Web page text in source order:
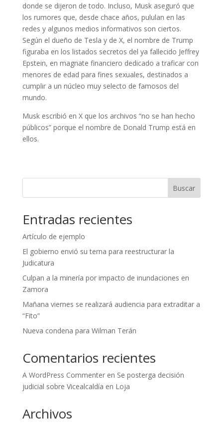
donde se dijeron de todo. Incluso, Musk aseguró que
los rumores que, desde chace años, pululan en las
redes y algunos medios informativos son ciertos.
Según el dueño de Tesla y de X, el nombre de Trump
figuraba en los listados secretos del ya fallecido Jeffrey
Epstein, en magnate financiero dedicado a traficar con
menores de edad para fines sexuales, destinados a
cumplir a un núcleo muy selecto de famosos del
mundo.
Musk escribió en X que los archivos “no se han hecho
públicos” porque el nombre de Donald Trump está en
ellos.
Buscar
Entradas recientes
Artículo de ejemplo
El gobierno envió su terna para reestructurar la
Judicatura
Culpan a la minería por impacto de inundaciones en
Zamora
Mañana viernes se realizará audiencia para extraditar a
“Fito”
Nueva condena para Wilman Terán
Comentarios recientes
A WordPress Commenteren Se posterga decisión
judicial sobre Vicealcaldía en Loja
Archivos